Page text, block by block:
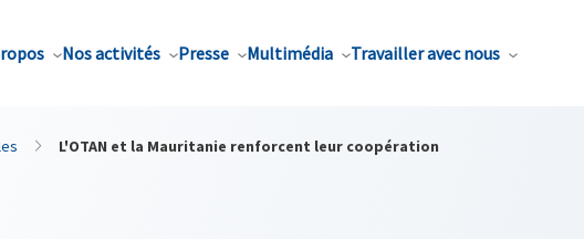
Nos activités Presse Multimédia Travailler avec nous
L'OTAN et la Mauritanie renforcent leur coopération